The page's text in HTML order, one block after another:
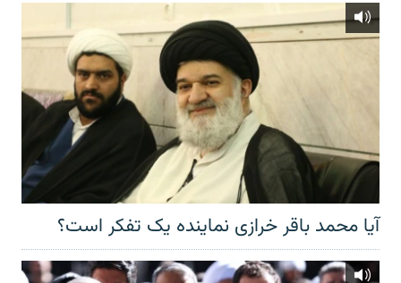
آیا محمد باقر خرازی نماینده یک تفکر است؟